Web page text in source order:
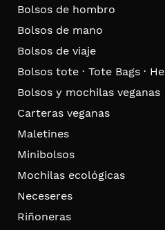
Bolsos de hombro
Bolsos de mano
Bolsos de viaje
Bolsos tote · Tote Bags ·
Bolsos y mochilas veganas
Carteras veganas
Maletines
Minibolsos
Mochilas ecológicas
Neceseres
Riñoneras